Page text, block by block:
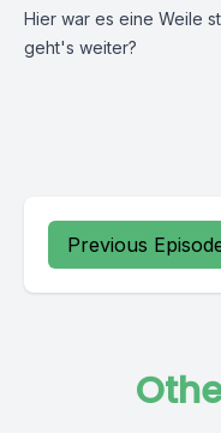
Hier war es eine Weile
geht's weiter?
Previous